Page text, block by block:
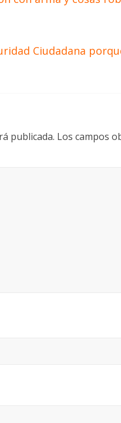
Ciudadana
publicada. Los campos